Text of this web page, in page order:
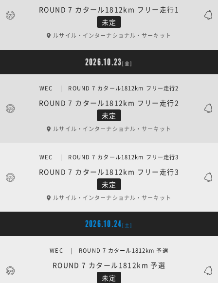
未定
ROUND 7 カタール1812km フリー走行1
ルサイル・インターナショナル・サーキット
2026.10.23[金]
未定
ROUND 7 カタール1812km フリー走行2
WEC | ROUND 7 カタール1812km フリー走行2
ルサイル・インターナショナル・サーキット
未定
ROUND 7 カタール1812km フリー走行3
WEC | ROUND 7 カタール1812km フリー走行3
ルサイル・インターナショナル・サーキット
2026.10.24[土]
未定
ROUND 7 カタール1812km 予選
WEC | ROUND 7 カタール1812km 予選